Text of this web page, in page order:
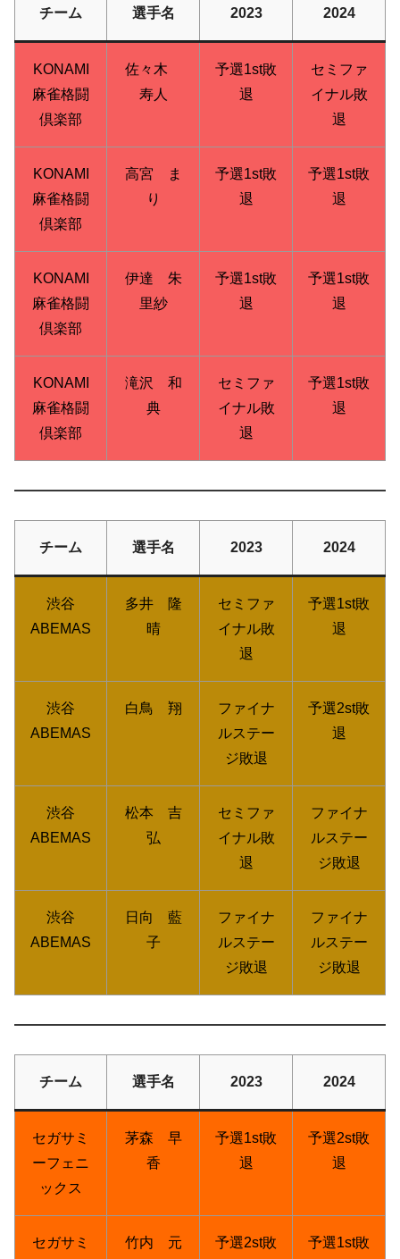
チーム 選手名 2023 2024
KONAMI
麻雀格闘
倶楽部
佐々木
寿人
予選1st敗
退
セミファ
イナル敗
退
KONAMI
麻雀格闘
倶楽部
高宮 ま
り
予選1st敗
退
予選1st敗
退
KONAMI
麻雀格闘
倶楽部
伊達 朱
里紗
予選1st敗
退
予選1st敗
退
KONAMI
麻雀格闘
倶楽部
滝沢 和
典
セミファ
イナル敗
退
予選1st敗
退
チーム 選手名 2023 2024
渋谷
ABEMAS
多井 隆
晴
セミファ
イナル敗
退
予選1st敗
退
渋谷
ABEMAS
白鳥 翔
ファイナ
ルステー
ジ敗退
予選2st敗
退
渋谷
ABEMAS
松本 吉
弘
セミファ
イナル敗
退
ファイナ
ルステー
ジ敗退
渋谷
ABEMAS
日向 藍
子
ファイナ
ルステー
ジ敗退
ファイナ
ルステー
ジ敗退
チーム 選手名 2023 2024
セガサミ
ーフェニ
ックス
茅森 早
香
予選1st敗
退
予選2st敗
退
セガサミ 竹内 元 予選2st敗 予選1st敗